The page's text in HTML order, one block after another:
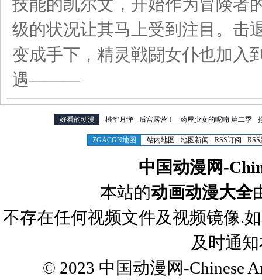
技能的凯尔文，开始作为冒険者
级的状况让其马上受到注目。击
变成手下，精灵戦闘女仆也加入
遇―――
好看的动漫 桃华月惮 后宫露营！ 药屋少女的呢喃 第二季
ZGACGN地图 站内地图 地图新闻 RSS订阅
中国动漫网-
本站的动画动漫大全
不存在任何视频文件及视频镜像.
及时通
© 2023 中国动漫网-Chinese